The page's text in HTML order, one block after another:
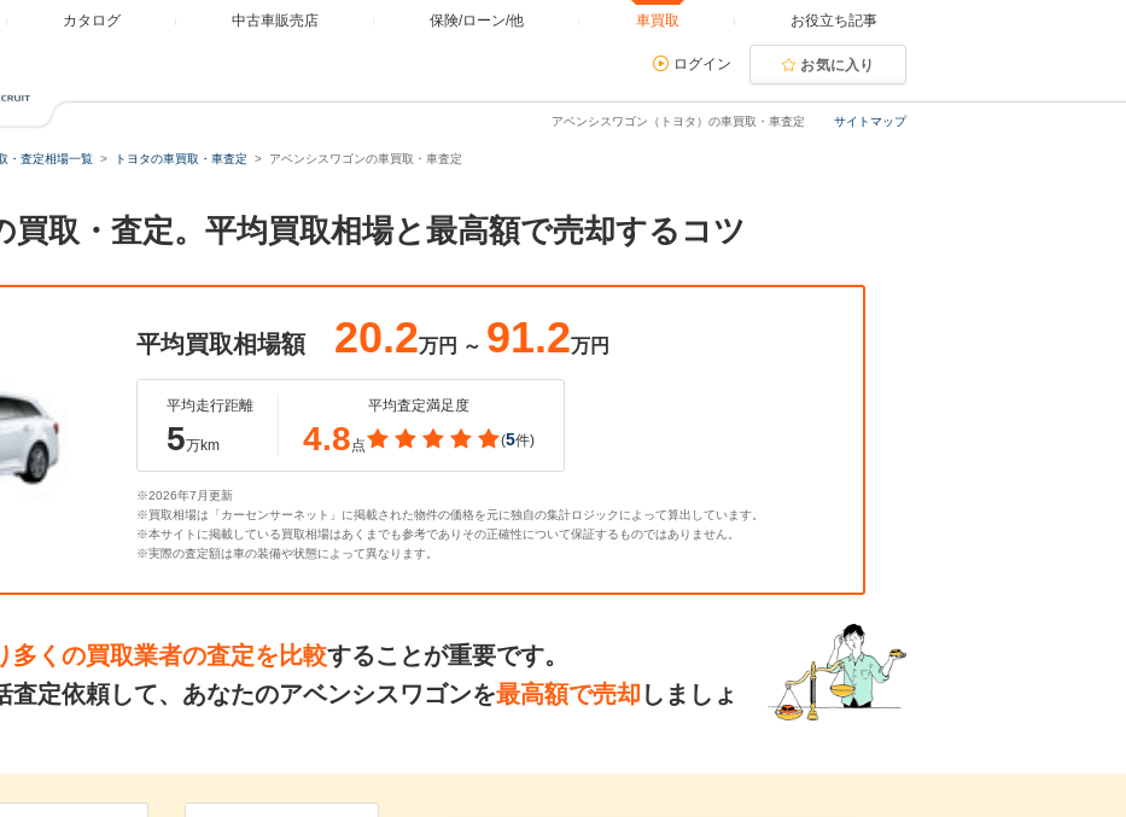
カタログ 中古車販売店 保険/ローン/他 車買取 お役立ち記事
ログイン お気に入り
サイトマップ
アベンシスワゴン（トヨタ）の車買取・車査定
・査定相場一覧 トヨタの車買取・車査定 アベンシスワゴンの車買取・車査定
取・査定。平均買取相場と最高額で売却するコツ
平均買取相場額 20.2万円 ～ 91.2万円
平均走行距離
5万km
平均査定満足度
4.8点 (5件)
※2026年7月更新
※買取相場は「カーセンサーネット」に掲載された物件の価格を元に独自の集計ロジックによって算出しています。
※本サイトに掲載している買取相場はあくまでも参考でありその正確性について保証するものではありません。
※実際の査定額は車の装備や状態によって異なります。
多くの買取業者の査定を比較することが重要です。
査定依頼して、あなたのアベンシスワゴンを最高額で売却 しましょ